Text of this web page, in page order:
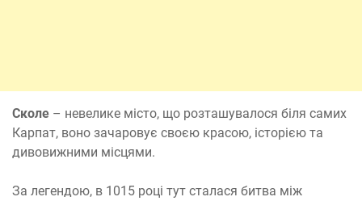
Сколе – невелике місто, що розташувалося біля самих
Карпат, воно зачаровує своєю красою, історією та
дивовижними місцями.
За легендою, в 1015 році тут сталася битва між